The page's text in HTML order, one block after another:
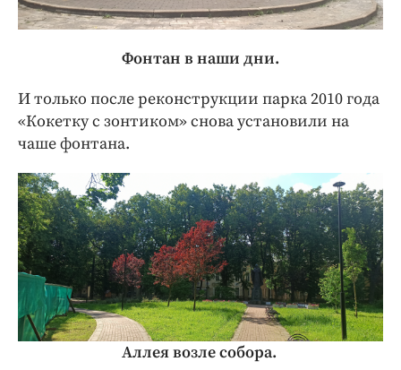
Фонтан в наши дни.
И только после реконструкции парка 2010 года
«Кокетку с зонтиком» снова установили на
чаше фонтана.
Аллея возле собора.